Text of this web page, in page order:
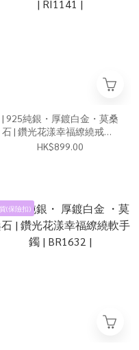
| 925純銀・厚鍍白金・莫桑
石 | 鑽光花漾幸福繚繞戒指 |
RI1141 |
HK$899.00
(保險扣)